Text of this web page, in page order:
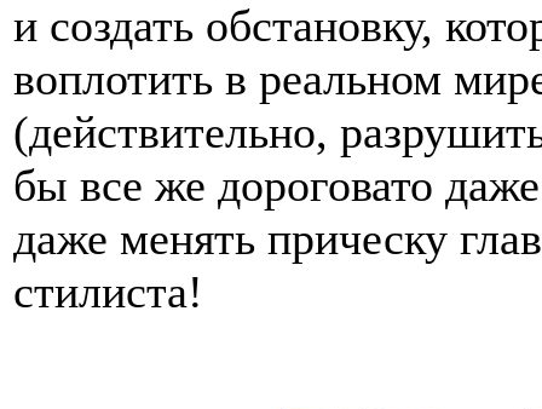
и создать обстановку,
воплотить в реальном
(действительно,
бы все же дороговато
даже менять прическу
стилиста!